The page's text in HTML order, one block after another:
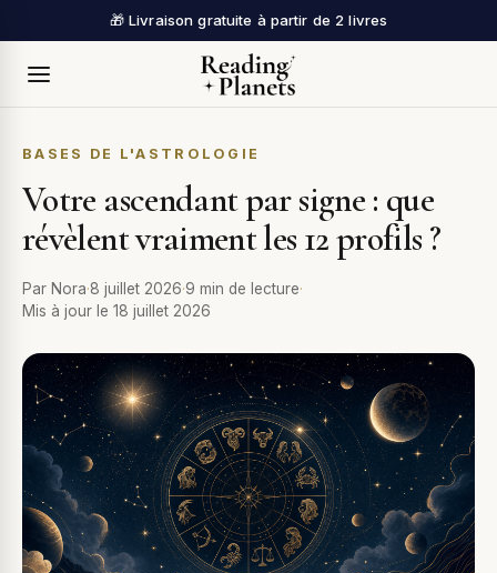
🎁 Livraison gratuite à partir de 2 livres
BASES DE L'ASTROLOGIE
Votre ascendant par signe : que
révèlent vraiment les 12 profils ?
Par Nora·8 juillet 2026·9 min de lecture·
Mis à jour le 18 juillet 2026